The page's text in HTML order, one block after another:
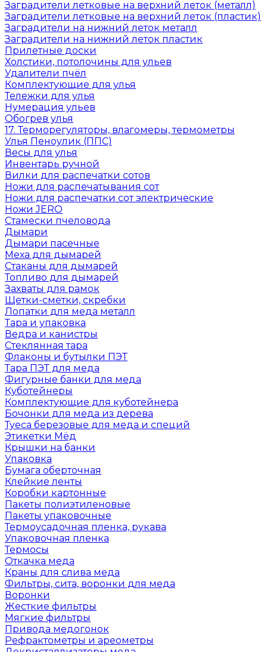
Заградители летковые на верхний леток (металл)
Заградители летковые на верхний леток (пластик)
Заградители на нижний леток металл
Заградители на нижний леток пластик
Прилетные доски
Холстики, потолочины для ульев
Удалители пчёл
Комплектующие для улья
Тележки для улья
Нумерация ульев
Обогрев улья
17. Терморегуляторы, влагомеры, термометры
Улья Пеноулик (ППС)
Весы для улья
Инвентарь ручной
Вилки для распечатки сотов
Ножи для распечатывания сот
Ножи для распечатки сот электрические
Ножи JERO
Стамески пчеловода
Дымари
Дымари пасечные
Меха для дымарей
Стаканы для дымарей
Топливо для дымарей
Захваты для рамок
Щетки-сметки, скребки
Лопатки для меда металл
Тара и упаковка
Ведра и канистры
Стеклянная тара
Флаконы и бутылки ПЭТ
Тара ПЭТ для меда
Фигурные банки для меда
Куботейнеры
Комплектующие для куботейнера
Бочонки для меда из дерева
Туеса березовые для меда и специй
Этикетки Мёд
Крышки на банки
Упаковка
Бумага оберточная
Клейкие ленты
Коробки картонные
Пакеты полиэтиленовые
Пакеты упаковочные
Термоусадочная пленка, рукава
Упаковочная пленка
Термосы
Откачка меда
Краны для слива меда
Фильтры, сита, воронки для меда
Воронки
Жесткие фильтры
Мягкие фильтры
Привода медогонок
Рефрактометры и ареометры